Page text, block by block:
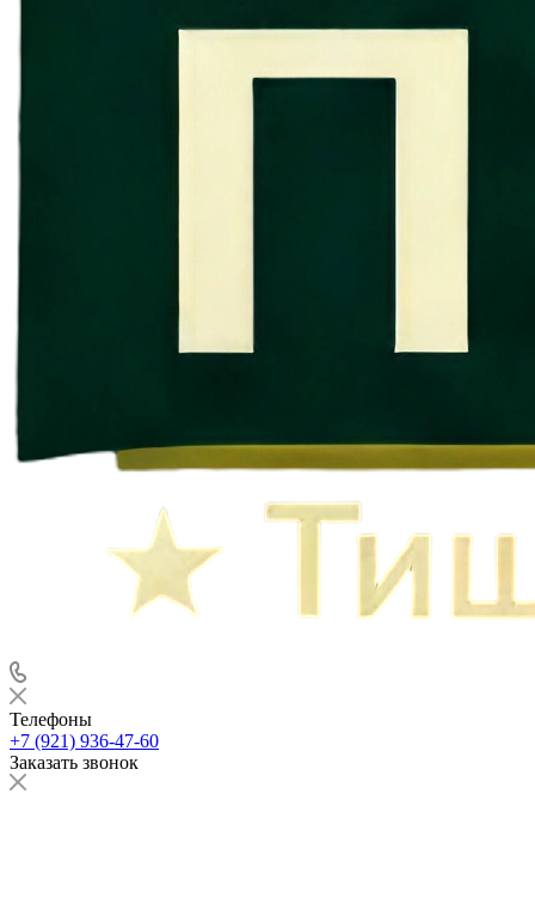
Телефоны
+7 (921) 936-47-60
Заказать звонок